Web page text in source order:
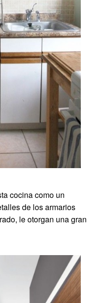
cocina como un
de los armarios
le otorgan una gran